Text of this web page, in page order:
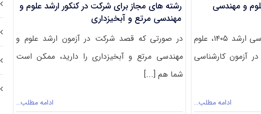
و مهندسی
بر اساس دفترچه آزمون کارشناسی ارشد ۱۴۰۵، علوم
آزمون کارشناسی
ادامه مطلب…
رشته های مجاز برای شرکت در کنکور ارشد علوم و
مهندسی مرتع و آبخیزداری
در صورتی که قصد شرکت در آزمون ارشد علوم و
مهندسی مرتع و آبخیزداری را دارید، ممکن است
شما هم [...]
ادامه مطلب…